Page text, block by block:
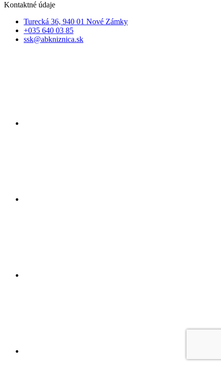
Kontaktné údaje
Turecká 36, 940 01 Nové Zámky
+035 640 03 85
ssk@abkniznica.sk